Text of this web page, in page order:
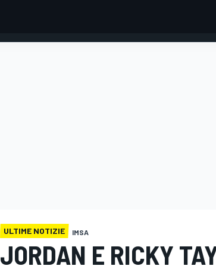
ULTIME NOTIZIE IMSA
JORDAN E RICKY